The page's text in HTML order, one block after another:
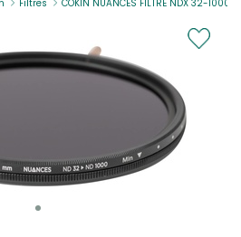
Filtres COKIN NUANCES FILTRE NDX 32-1000